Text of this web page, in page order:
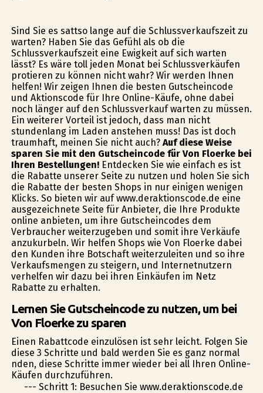
Sind Sie es sattso lange auf die Schlussverkaufszeit zu
warten? Haben Sie das Gefühl als ob die
Schlussverkaufszeit eine Ewigkeit auf sich warten
lässt? Es wäre toll jeden Monat bei Schlussverkäufen
profitieren zu können nicht wahr? Wir werden Ihnen
helfen! Wir zeigen Ihnen die besten Gutscheincode
und Aktionscode für Ihre Online-Käufe, ohne dabei
noch länger auf den Schlussverkauf warten zu müssen.
Ein weiterer Vorteil ist jedoch, dass man nicht
stundenlang im Laden anstehen muss! Das ist doch
traumhaft, meinen Sie nicht auch? Auf diese Weise
sparen Sie mit den Gutscheincode für Von Floerke bei
Ihren Bestellungen!Entdecken Sie wie einfach es ist
die Rabatte unserer Seite zu nutzen und holen Sie sich
die Rabatte der besten Shops in nur einigen wenigen
Klicks. So bieten wir auf www.deraktionscode.de eine
ausgezeichnete Seite für Anbieter, die Ihre Produkte
online anbieten, um ihre Gutscheincodes dem
Verbraucher weiterzugeben und somit ihre Verkäufe
anzukurbeln. Wir helfen Shops wie Von Floerke dabei
den Kunden ihre Botschaft weiterzuleiten und so ihre
Verkaufsmengen zu steigern, und Internetnutzern
verhelfen wir dazu bei ihren Einkäufen im Netz
Rabatte zu erhalten.
Lernen Sie Gutscheincode zu nutzen, um bei
Von Floerke zu sparen
Einen Rabattcode einzulösen ist sehr leicht. Folgen Sie
diese 3 Schritte und bald werden Sie es ganz normal
finden, diese Schritte immer wieder bei all Ihren Online-
Käufen durchzuführen.
--- Schritt 1: Besuchen Sie www.deraktionscode.de